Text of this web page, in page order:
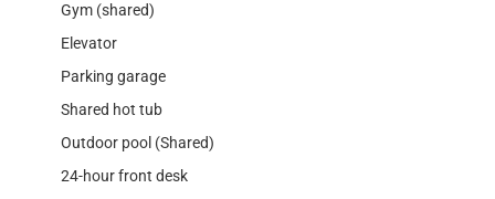
Gym (shared)
Elevator
Parking garage
Shared hot tub
Outdoor pool (Shared)
24-hour front desk